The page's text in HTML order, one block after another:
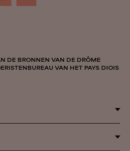
DE BRONNEN VAN DE DRÔME
VAN HET PAYS DIOIS